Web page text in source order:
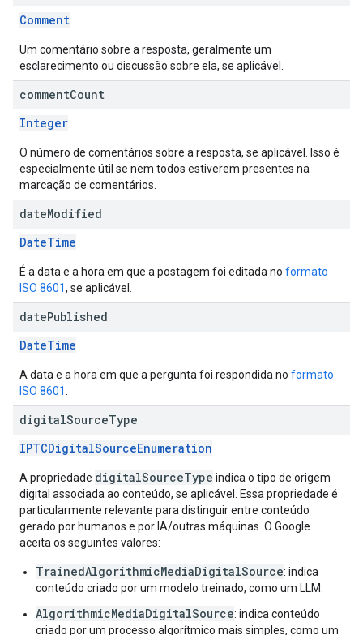
Comment
Um comentário sobre a resposta, geralmente um
esclarecimento ou discussão sobre ela, se aplicável.
commentCount
Integer
O número de comentários sobre a resposta, se aplicável. Isso é
especialmente útil se nem todos estiverem presentes na
marcação de comentários.
dateModified
DateTime
É a data e a hora em que a postagem foi editada no formato
ISO 8601, se aplicável.
datePublished
DateTime
A data e a hora em que a pergunta foi respondida no formato
ISO 8601
digitalSourceType
IPTCDigitalSourceEnumeration
A propriedade digitalSourceType indica o tipo de origem
digital associada ao conteúdo, se aplicável. Essa propriedade é
particularmente relevante para distinguir entre conteúdo
gerado por humanos e por IA/outras máquinas. O Google
aceita os seguintes valores:
TrainedAlgorithmicMediaDigitalSource: indica
conteúdo criado por um modelo treinado, como um LLM.
AlgorithmicMediaDigitalSource: indica conteúdo
criado por um processo algorítmico mais simples, como um